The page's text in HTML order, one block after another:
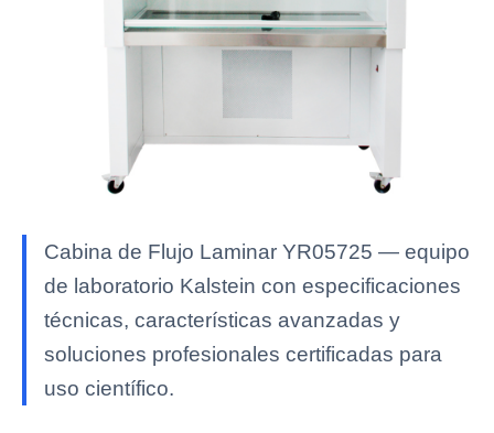
Cabina de Flujo Laminar YR05725 — equipo
de laboratorio Kalstein con especificaciones
técnicas, características avanzadas y
soluciones profesionales certificadas para
uso científico.